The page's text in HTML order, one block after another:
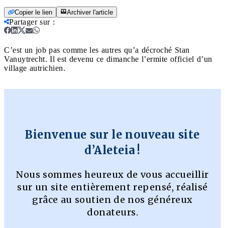
Copier le lien Archiver l'article
Partager sur:
C’est un job pas comme les autres qu’a décroché Stan
Vanuytrecht. Il est devenu ce dimanche l’ermite officiel d’un
village autrichien.
Bienvenue sur le nouveau site
d’Aleteia !
Nous sommes heureux de vous accueillir
sur un site entièrement repensé, réalisé
grâce au soutien de nos généreux
donateurs.